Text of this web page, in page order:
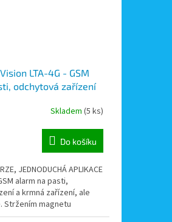
LTA-4G - GSM
odchytová zařízení
Skladem (5 ks)
Do košíku
JEDNODUCHÁ APLIKACE
alarm na pasti,
a krmná zařízení, ale
Stržením magnetu
z alarmu...